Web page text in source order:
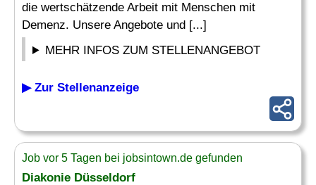
die wertschätzende Arbeit mit Menschen mit
Demenz. Unsere Angebote und [...]
MEHR INFOS ZUM STELLENANGEBOT
▶ Zur Stellenanzeige
Job vor 5 Tagen bei jobsintown.de gefunden
Diakonie Düsseldorf